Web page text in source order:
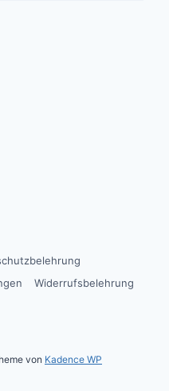
Widerrufsbelehrung
von Kadence WP